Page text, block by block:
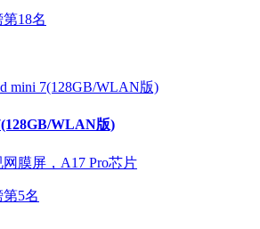
第18名
WLAN版)
膜屏，A17 Pro芯片
第5名